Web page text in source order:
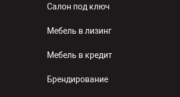
Салон под ключ
Мебель в лизинг
Мебель в кредит
Брендирование